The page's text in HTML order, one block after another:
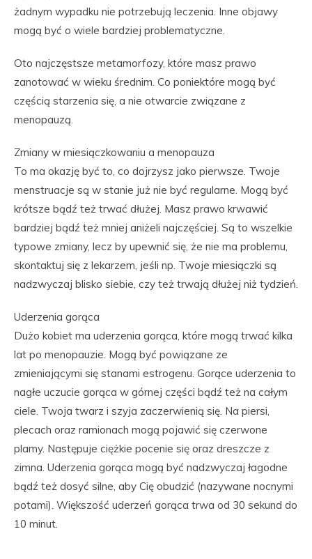
żadnym wypadku nie potrzebują leczenia. Inne objawy
mogą być o wiele bardziej problematyczne.
Oto najczęstsze metamorfozy, które masz prawo
zanotować w wieku średnim. Co poniektóre mogą być
częścią starzenia się, a nie otwarcie związane z
menopauzą.
Zmiany w miesiączkowaniu a menopauza
To ma okazję być to, co dojrzysz jako pierwsze. Twoje
menstruacje są w stanie już nie być regularne. Mogą być
krótsze bądź też trwać dłużej. Masz prawo krwawić
bardziej bądź też mniej aniżeli najczęściej. Są to wszelkie
typowe zmiany, lecz by upewnić się, że nie ma problemu,
skontaktuj się z lekarzem, jeśli np. Twoje miesiączki są
nadzwyczaj blisko siebie, czy też trwają dłużej niż tydzień.
Uderzenia gorąca
Dużo kobiet ma uderzenia gorąca, które mogą trwać kilka
lat po menopauzie. Mogą być powiązane ze
zmieniającymi się stanami estrogenu. Gorące uderzenia to
nagłe uczucie gorąca w górnej części bądź też na całym
ciele. Twoja twarz i szyja zaczerwienią się. Na piersi,
plecach oraz ramionach mogą pojawić się czerwone
plamy. Następuje ciężkie pocenie się oraz dreszcze z
zimna. Uderzenia gorąca mogą być nadzwyczaj łagodne
bądź też dosyć silne, aby Cię obudzić (nazywane nocnymi
potami). Większość uderzeń gorąca trwa od 30 sekund do
10 minut.